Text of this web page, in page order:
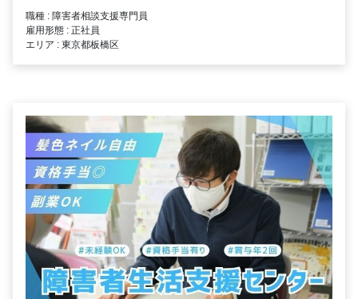
職種 : 障害者相談支援専門員
雇用形態 : 正社員
エリア : 東京都板橋区